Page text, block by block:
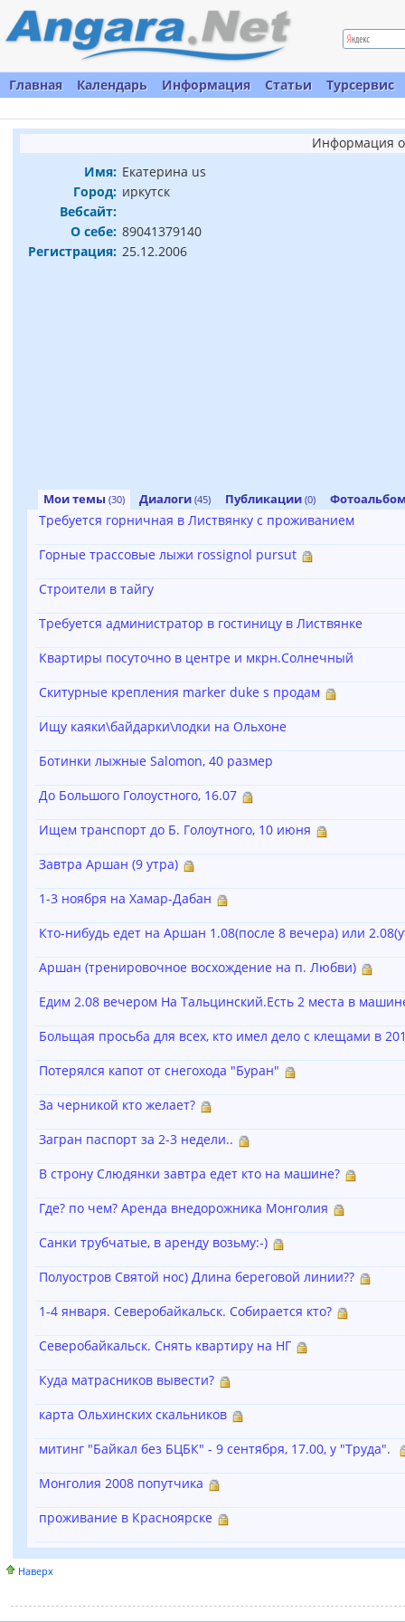
Главная Календарь Информация Статьи Турсервис
Информация
Имя: Екатерина us
Город: иркутск
Вебсайт:
О себе: 89041379140
Регистрация: 25.12.2006
Мои темы (30) Диалоги (45) Публикации (0)
Требуется горничная в Листвянку с проживанием
Горные трассовые лыжи rossignol pursut
Строители в тайгу
Требуется администратор в гостиницу в Листвянке
Квартиры посуточно в центре и мкрн.Солнечный
Скитурные крепления marker duke s продам
Ищу каяки\байдарки\лодки на Ольхоне
Ботинки лыжные Salomon, 40 размер
До Большого Голоустного, 16.07
Ищем транспорт до Б. Голоутного, 10 июня
Завтра Аршан (9 утра)
1-3 ноября на Хамар-Дабан
Кто-нибудь едет на Аршан 1.08(после 8 вечера) или
Аршан (тренировочное восхождение на п. Любви)
Едим 2.08 вечером На Тальцинский.Есть 2 места в
Больщая просьба для всех, кто имел дело с клещами в
Потерялся капот от снегохода "Буран"
За черникой кто желает?
Загран паспорт за 2-3 недели..
В строну Слюдянки завтра едет кто на машине?
Где? по чем? Аренда внедорожника Монголия
Санки трубчатые, в аренду возьму:-)
Полуостров Святой нос) Длина береговой линии??
1-4 января. Северобайкальск. Собирается кто?
Северобайкальск. Снять квартиру на НГ
Куда матрасников вывести?
карта Ольхинских скальников
митинг "Байкал без БЦБК" - 9 сентября, 17.00, у "Труда".
Монголия 2008 попутчика
проживание в Красноярске
Наверх